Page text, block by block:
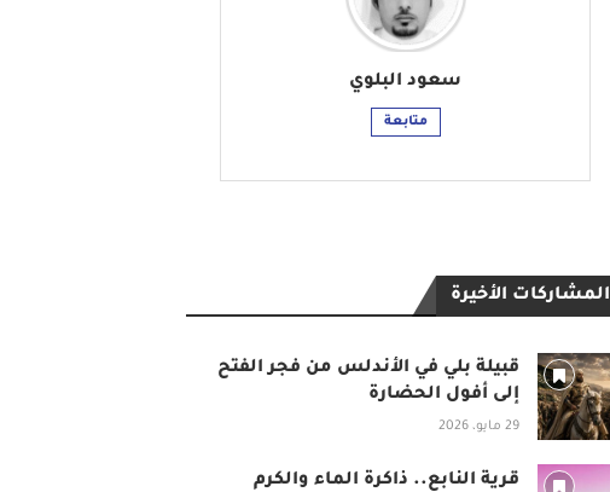
سعود البلوي
متابعة
المشاركات الأخيرة
قبيلة بلي في الأندلس من فجر الفتح
إلى أفول الحضارة
29 مايو، 2026
قرية النابع.. ذاكرة الماء والكرم